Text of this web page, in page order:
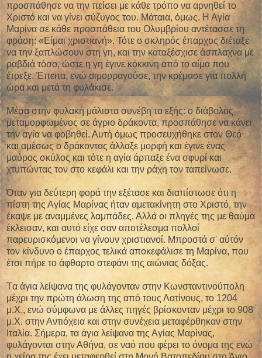
προσπάθησε να την πείσει με κάθε τρόπο να αρνηθεί το
Χριστό και να γίνει σύζυγος του. Μάταια, όμως. Η Αγία
Μαρίνα σε κάθε προσπάθεια του Ολυμβρίου αντέτασσε τη
φράση: «Είμαι χριστιανή». Τότε ο σκληρός έπαρχος διέταξε
να την ξαπλώσουν στη γη, και την καταξέσχισε άσπλαχνα με
ραβδιά τόσο, ώστε η γη έγινε κόκκινη από το αίμα που
έτρεξε. Έπειτα, ενώ αιμορραγούσε, την κρέμασε για πολλή
ώρα και μετά τη φυλάκισε.
Μέσα στην φυλακή μάλιστα συνέβη το εξής: ο διάβολος
μεταμορφωμένος σε άγριο δράκοντα, προσπάθησε να κάνει
την αγία να φοβηθεί. Αυτή όμως προσευχήθηκε στον Θεό
και αμέσως ο δράκοντας άλλαξε μορφή και έγινε ένας
μαύρος σκύλος και τότε η αγία άρπαξε ένα σφυρί και
χτυπώντας τον στο κεφάλι και την ράχη τον ταπείνωσε.
Όταν για δεύτερη φορά την εξέτασε και διαπίστωσε ότι η
πίστη της Αγίας Μαρίνας ήταν αμετακίνητη στο Χριστό, την
έκαψε με αναμμένες λαμπάδες. Αλλά οι πληγές της με θαύμα
έκλεισαν, και αυτό είχε σαν αποτέλεσμα πολλοί
παρευρισκόμενοι να γίνουν χριστιανοί. Μπροστά σ' αύτόν
τον κίνδυνο ο έπαρχος τελικά αποκεφάλισε τη Μαρίνα, που
έτσι πήρε το άφθαρτο στεφάνι της αιώνιας δόξας.
Tα άγια λείψανα της φυλάγονταν στην Κωνσταντινούπολη
μέχρι την πρώτη άλωση της από τους Λατίνους, το 1204
μ.Χ., ενώ σύμφωνα με άλλες πηγές βρίσκονταν μέχρι το 908
μ.Χ. στην Αντιόχεια και στην συνέχεια μεταφέρθηκαν στην
Ιταλία. Σήμερα, τα άγια λείψανα της Αγίας Μαρίνας,
φυλάγονται στην Αθήνα, σε ναό που φέρει το όνομα της ενώ